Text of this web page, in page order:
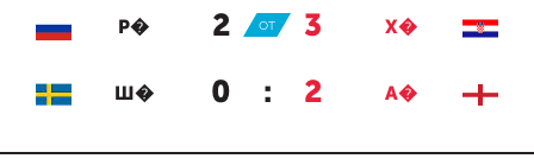
Р� 2 : 3 Х�
ОТ
Ш� 0 : 2 А�